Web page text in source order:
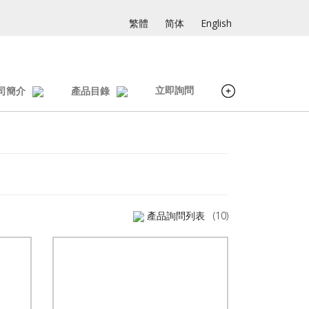
繁體 简体 English
簡介 產品目錄 立即詢問
產品詢問列表 (10)